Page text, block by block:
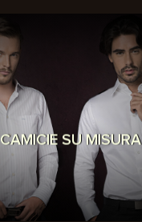
CAMICIE SU MISURA